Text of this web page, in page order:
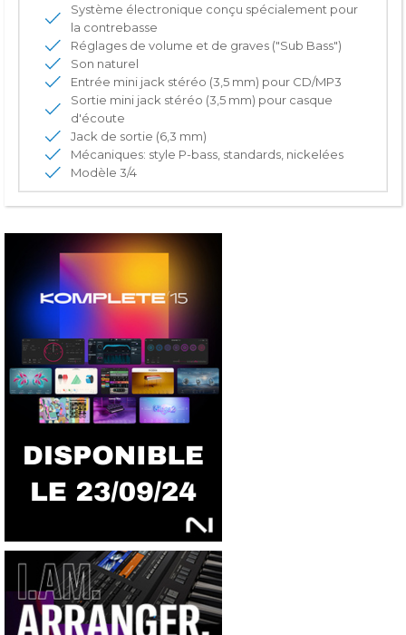
Système électronique conçu spécialement pour
la contrebasse
Réglages de volume et de graves ("Sub Bass")
Son naturel
Entrée mini jack stéréo (3,5 mm) pour CD/MP3
Sortie mini jack stéréo (3,5 mm) pour casque
d'écoute
Jack de sortie (6,3 mm)
Mécaniques: style P-bass, standards, nickelées
Modèle 3/4